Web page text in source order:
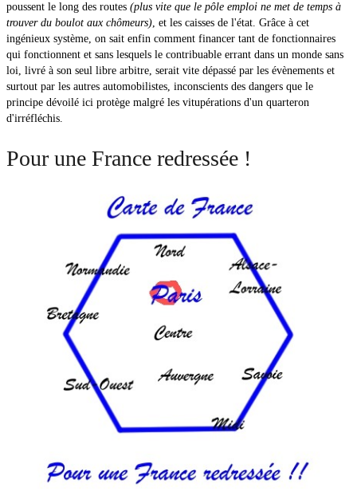
poussent le long des routes (plus vite que le pôle emploi ne met de temps à
trouver du boulot aux chômeurs), et les caisses de l'état. Grâce à cet
ingénieux système, on sait enfin comment financer tant de fonctionnaires
qui fonctionnent et sans lesquels le contribuable errant dans un monde sans
loi, livré à son seul libre arbitre, serait vite dépassé par les évènements et
surtout par les autres automobilistes, inconscients des dangers que le
principe dévoilé ici protège malgré les vitupérations d'un quarteron
d'irréfléchis.
Pour une France redressée !